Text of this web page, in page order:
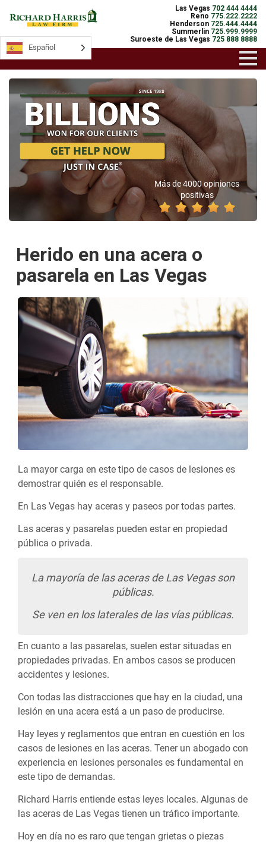
Las Vegas 702 444 4444
Reno 775.222.2222
Henderson 725.444.4444
Summerlin 725.999.9999
Suroeste de Las Vegas 725 888 8888
Más de 4000 opiniones
positivas
Herido en una acera o
pasarela en Las Vegas
La mayor carga en este tipo de casos de lesiones es
demostrar quién es el responsable.
En Las Vegas hay aceras y paseos por todas partes.
Las aceras y pasarelas pueden estar en propiedad
pública o privada.
La mayoría de las aceras de Las Vegas son
públicas.
Se ven en los laterales de las vías públicas.
En cuanto a las pasarelas, suelen estar situadas en
propiedades privadas. En ambos casos se producen
accidentes y lesiones.
Con todas las distracciones que hay en la ciudad, una
lesión en una acera está a un paso de producirse.
Hay leyes y reglamentos que entran en cuestión en los
casos de lesiones en las aceras. Tener un abogado con
experiencia en lesiones personales es fundamental en
este tipo de demandas.
Richard Harris entiende estas leyes locales. Algunas de
las aceras de Las Vegas tienen un tráfico importante.
Hoy en día no es raro que tengan grietas o piezas
Español